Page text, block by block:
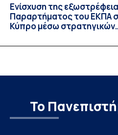
Ενίσχυση της
Παραρτήματος του ΕΚΠΑ
Κύπρο μέσω στρατηγικών
Το